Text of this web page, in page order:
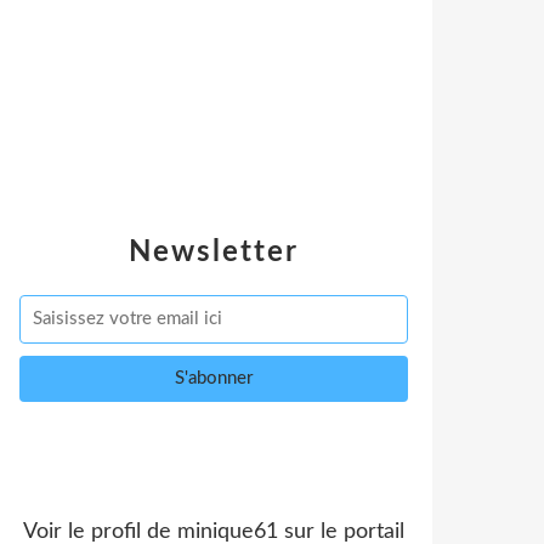
Newsletter
Voir le profil de minique61 sur le portail